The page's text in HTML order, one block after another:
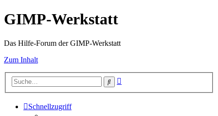
GIMP-Werkstatt
Das Hilfe-Forum der GIMP-Werkstatt
Zum Inhalt
Suche
Schnellzugriff